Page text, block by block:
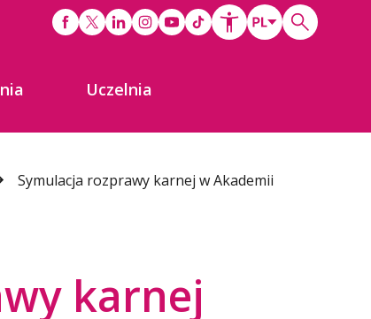
Uczelnia
Symulacja rozprawy karnej w Akademii
karnej